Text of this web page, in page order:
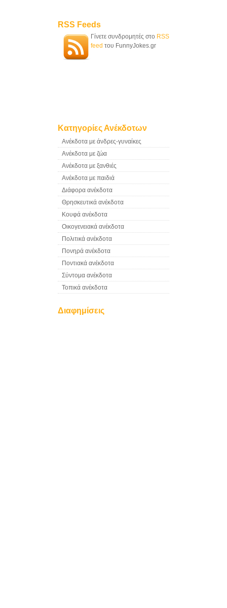
RSS Feeds
Γίνετε συνδρομητές στο RSS
feed του FunnyJokes.gr
Κατηγορίες Ανέκδοτων
Ανέκδοτα με άνδρες-γυναίκες
Ανέκδοτα με ζώα
Ανέκδοτα με ξανθιές
Ανέκδοτα με παιδιά
Διάφορα ανέκδοτα
Θρησκευτικά ανέκδοτα
Κουφά ανέκδοτα
Οικογενειακά ανέκδοτα
Πολιτικά ανέκδοτα
Πονηρά ανέκδοτα
Ποντιακά ανέκδοτα
Σύντομα ανέκδοτα
Τοπικά ανέκδοτα
Διαφημίσεις